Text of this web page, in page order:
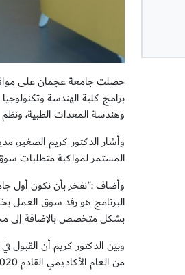
حصلت جامعة عجمان على موافقة
برامج كلية الهندسة
وهندسة المعدات الطبية، ونظم
وأشار الدكتور كريم الصغير،
المستمر لمواكبة متطلبات
وأضاف :"نفخر بأن نكون أول
البرنامج هو رفد سوق العمل
بشكل متخصص بالإضافة إلى
وبيَن الدكتور كريم أن القبول
من العام الأكاديمي القادم 2020-2021. مضيفا أن البرنامج يتمتع بالجودة والرصانة التي تحرص عليها جامعة عجمان.